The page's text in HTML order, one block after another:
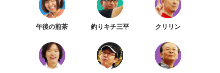
午後の煎茶 釣りキチ三平 クリリン